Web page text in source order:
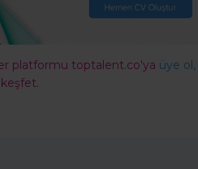
platformu toptalent.co'ya üye ol,
keşfet.